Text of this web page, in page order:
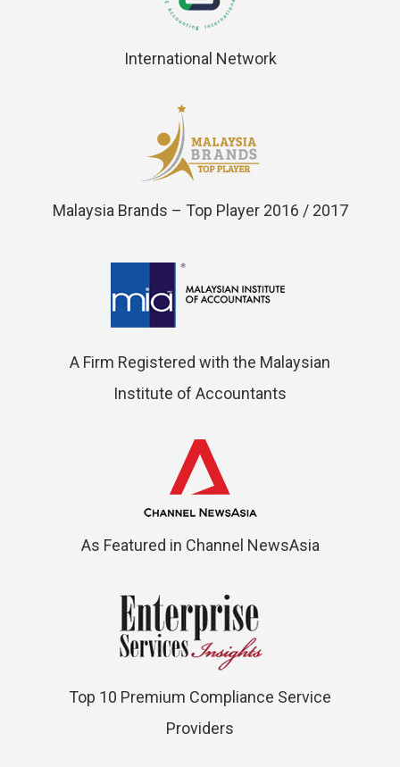
International Network
Malaysia Brands – Top Player 2016 / 2017
A Firm Registered with the Malaysian
Institute of Accountants
As Featured in Channel NewsAsia
Top 10 Premium Compliance Service
Providers